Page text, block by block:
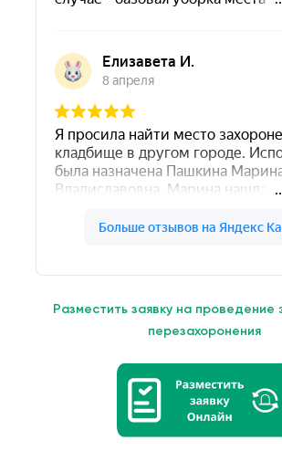
Разместить заявку на проведение
перезахоронения